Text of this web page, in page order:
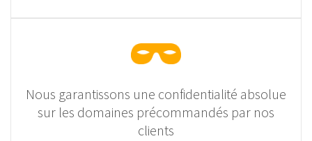
Nous garantissons une confidentialité absolue
sur les domaines précommandés par nos
clients